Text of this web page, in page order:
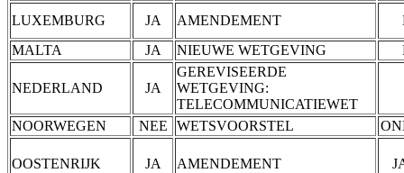
LUXEMBURG
JA AMENDEMENT
MALTA
JA NIEUWE WETGEVING
NEDERLAND JA
GEREVISEERDE
WETGEVING:
TELECOMMUNICATIEWET
NOORWEGEN
NEE WETSVOORSTEL
OOSTENRIJK JA AMENDEMENT